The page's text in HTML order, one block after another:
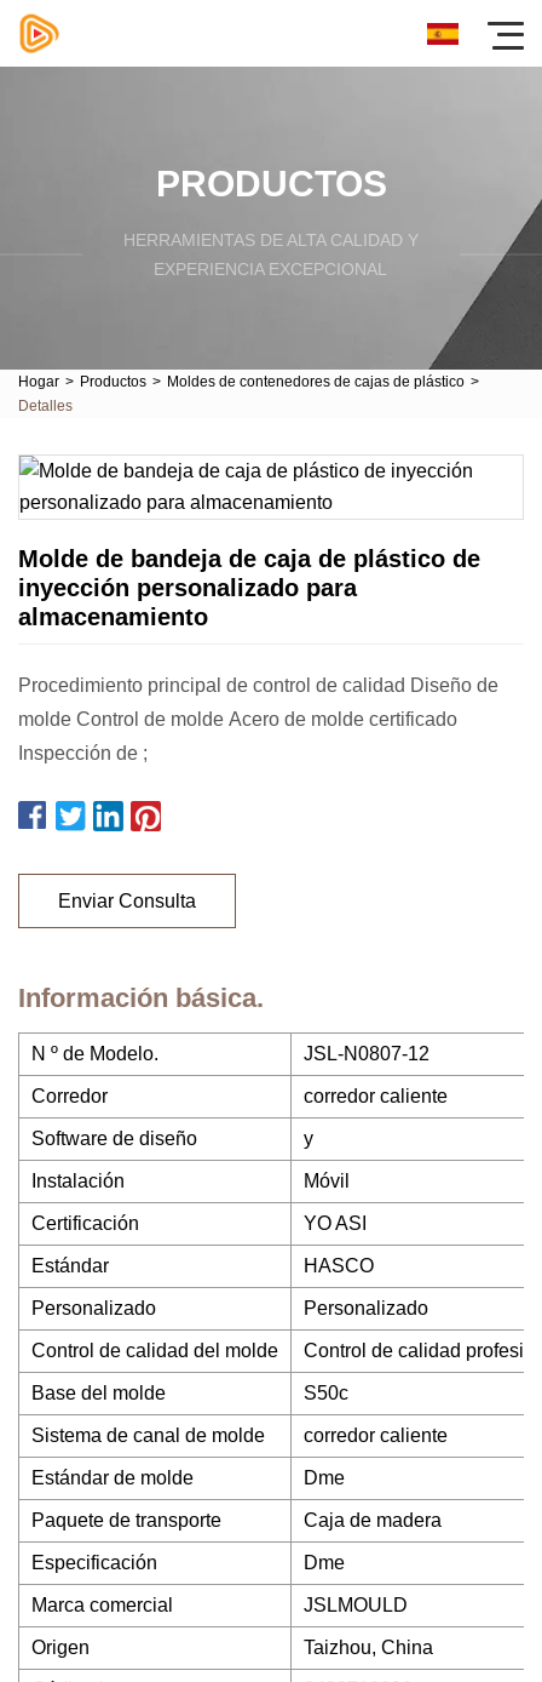
PRODUCTOS
HERRAMIENTAS DE ALTA CALIDAD Y
EXPERIENCIA EXCEPCIONAL
Hogar > Productos > Moldes de contenedores de cajas de plástico >
Detalles
Molde de bandeja de caja de plástico de
inyección personalizado para
almacenamiento
Procedimiento principal de control de calidad Diseño de
molde Control de molde Acero de molde certificado
Inspección de ;
Enviar Consulta
Información básica.
N º de Modelo. JSL-N0807-12
Corredor corredor caliente
Software de diseño y
Instalación Móvil
Certificación YO ASI
Estándar HASCO
Personalizado Personalizado
Control de calidad del molde Control de calidad
Base del molde S50c
Sistema de canal de molde corredor caliente
Estándar de molde Dme
Paquete de transporte Caja de madera
Especificación Dme
Marca comercial JSLMOULD
Origen Taizhou, China